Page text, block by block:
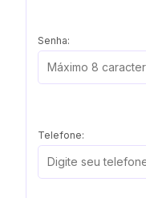
Senha:
Telefone: